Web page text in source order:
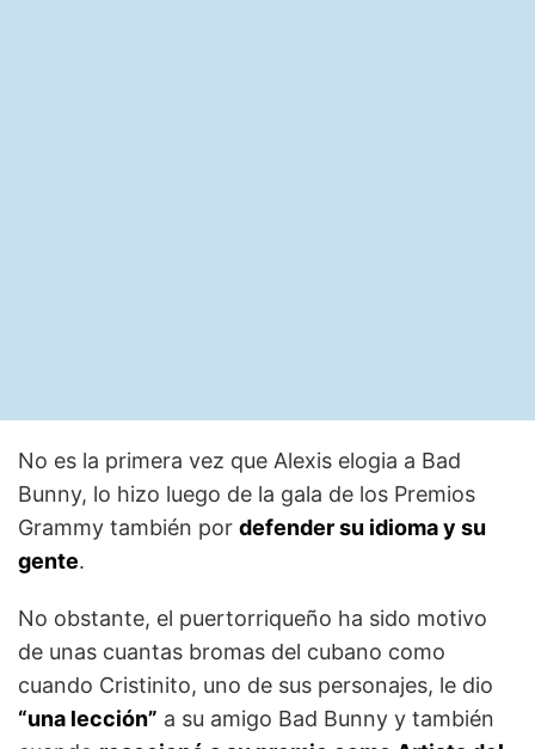
No es la primera vez que Alexis elogia a Bad
Bunny, lo hizo luego de la gala de los Premios
Grammy también por defender su idioma y su
gente.
No obstante, el puertorriqueño ha sido motivo
de unas cuantas bromas del cubano como
cuando Cristinito, uno de sus personajes, le dio
“una lección” a su amigo Bad Bunny y también